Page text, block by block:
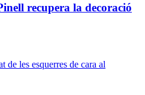
recupera la decoració